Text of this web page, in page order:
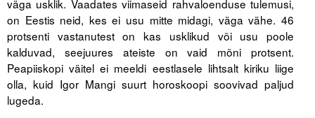
Viidad
ICC WBO
ICC komisjonid
Digiraamatukogu
väga usklik. Vaadates viimaseid rahvaloenduse tulemusi,
on Eestis neid, kes ei usu mitte midagi, väga vähe. 46
protsenti vastanutest on kas usklikud või usu poole
kalduvad, seejuures ateiste on vaid mõni protsent.
Peapiiskopi väitel ei meeldi eestlasele lihtsalt kiriku liige
olla, kuid Igor Mangi suurt horoskoopi soovivad paljud
lugeda.